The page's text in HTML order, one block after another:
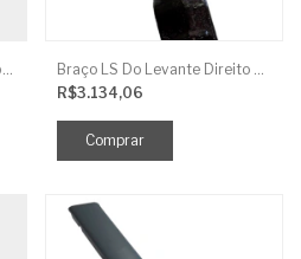
R$3.134,06